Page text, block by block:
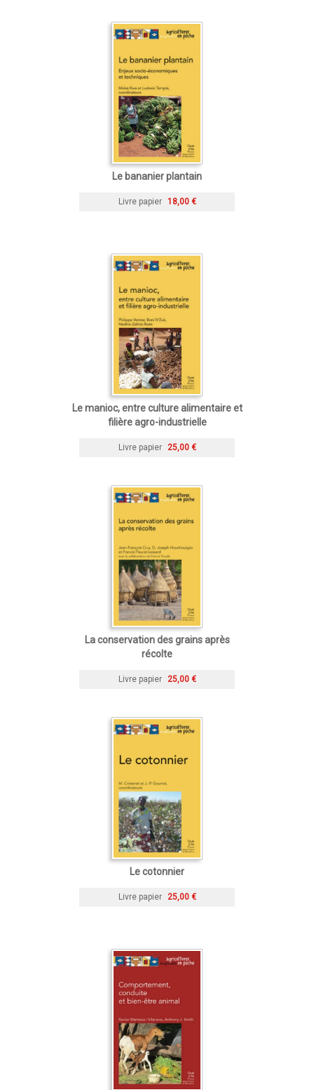
Le bananier plantain
Livre papier 18,00 €
Le manioc, entre culture alimentaire et
filière agro-industrielle
Livre papier 25,00 €
La conservation des grains après
récolte
Livre papier 25,00 €
Le cotonnier
Livre papier 25,00 €